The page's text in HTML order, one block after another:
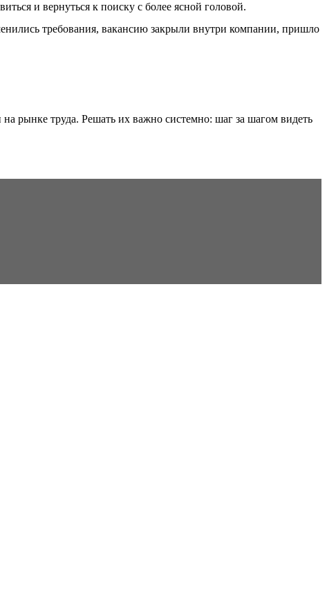
и вернуться к поиску с более ясной головой.
требования, вакансию закрыли внутри компании, пришло
рынке труда. Решать их важно системно: шаг за шагом видеть